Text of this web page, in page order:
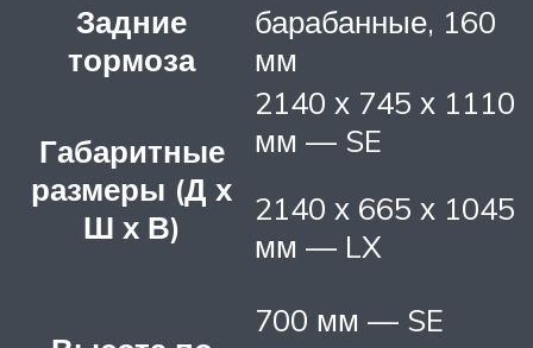
Задние
тормоза
барабанные, 160
мм
Габаритные
размеры (Д х
Ш х В)
2140 х 745 х 1110
мм — SE
2140 х 665 х 1045
мм — LX
700 мм — SE